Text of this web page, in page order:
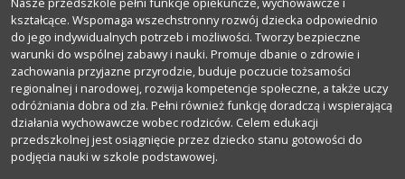
kształcące. Wspomaga wszechstronny rozwój dziecka odpowiednio
do jego indywidualnych potrzeb i możliwości. Tworzy bezpieczne
warunki do wspólnej zabawy i nauki. Promuje dbanie o zdrowie i
zachowania przyjazne przyrodzie, buduje poczucie tożsamości
regionalnej i narodowej, rozwija kompetencje społeczne, a także uczy
odróżniania dobra od zła. Pełni również funkcję doradczą i wspierającą
działania wychowawcze wobec rodziców. Celem edukacji
przedszkolnej jest osiągnięcie przez dziecko stanu gotowości do
podjęcia nauki w szkole podstawowej.